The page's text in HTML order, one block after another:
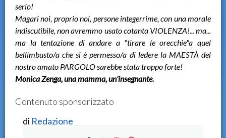
serio!
Magari noi, proprio noi, persone integerrime, con una morale
indiscutibile, non avremmo usato cotanta VIOLENZA!... ma...
ma la tentazione di andare a "tirare le orecchie"a quel
bellimbusto/a che si è permesso/a di ledere la MAESTÀ del
nostro amato PARGOLO sarebbe stata troppo forte!
Monica Zenga, una mamma, un'insegnante.
Contenuto sponsorizzato
di Redazione